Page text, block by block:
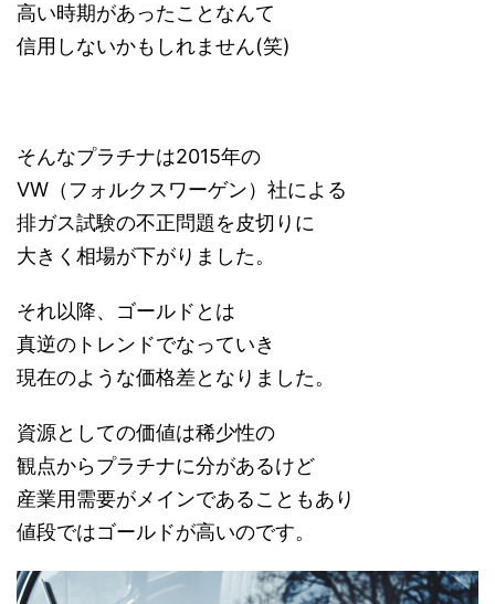
高い時期があったことなんて
信用しないかもしれません(笑)
そんなプラチナは2015年の
VW（フォルクスワーゲン）社による
排ガス試験の不正問題を皮切りに
大きく相場が下がりました。
それ以降、ゴールドとは
真逆のトレンドでなっていき
現在のような価格差となりました。
資源としての価値は稀少性の
観点からプラチナに分があるけど
産業用需要がメインであることもあり
値段ではゴールドが高いのです。